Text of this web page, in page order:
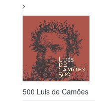
500 Luis de Camões